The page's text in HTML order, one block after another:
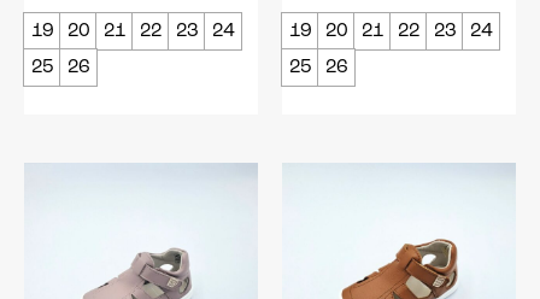
19 20 21 22 23
24
25
26
19 20 21 22 23
24
25
26